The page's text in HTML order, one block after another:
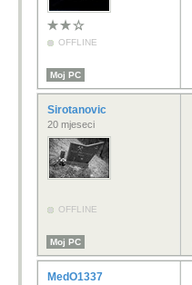
OFFLINE
Moj PC
Sirotanovic
20 mjeseci
OFFLINE
Moj PC
MedO1337